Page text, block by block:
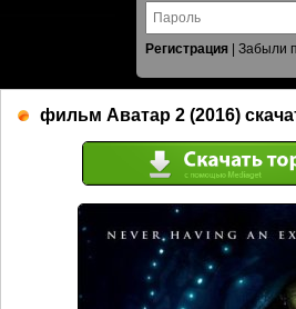
Регистрация
Забыли
фильм Аватар 2 (2016)